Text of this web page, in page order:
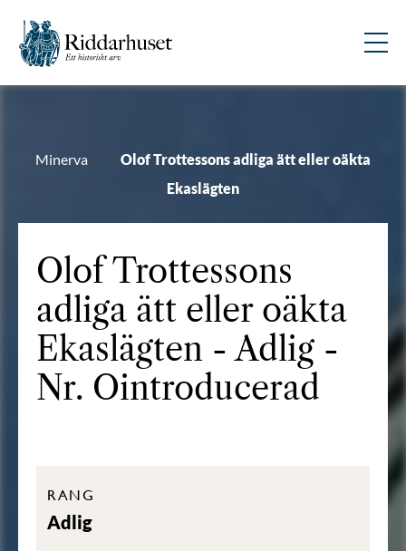
Minerva
Olof Trottessons adliga ätt eller oäkta
Ekaslägten
Olof Trottessons
adliga ätt eller oäkta
Ekaslägten - Adlig -
Nr. Ointroducerad
RANG
Adlig